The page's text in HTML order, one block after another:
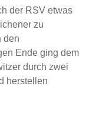
der RSV etwas
zu
den
Ende ging dem
durch zwei
herstellen